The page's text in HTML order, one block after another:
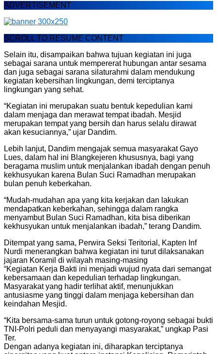
ADVERTISEMENT
SCROLL TO RESUME CONTENT
Selain itu, disampaikan bahwa tujuan kegiatan ini juga
sebagai sarana untuk mempererat hubungan antar sesama
dan juga sebagai sarana silaturahmi dalam mendukung
kegiatan kebersihan lingkungan, demi terciptanya
lingkungan yang sehat.
“Kegiatan ini merupakan suatu bentuk kepedulian kami
dalam menjaga dan merawat tempat ibadah. Mesjid
merupakan tempat yang bersih dan harus selalu dirawat
akan kesuciannya,” ujar Dandim.
Lebih lanjut, Dandim mengajak semua masyarakat Gayo
Lues, dalam hal ini Blangkejeren khususnya, bagi yang
beragama muslim untuk menjalankan ibadah dengan penuh
kekhusyukan karena Bulan Suci Ramadhan merupakan
bulan penuh keberkahan.
“Mudah-mudahan apa yang kita kerjakan dan lakukan
mendapatkan keberkahan, sehingga dalam rangka
menyambut Bulan Suci Ramadhan, kita bisa diberikan
kekhusyukan untuk menjalankan ibadah,” terang Dandim.
Ditempat yang sama, Perwira Seksi Teritorial, Kapten Inf
Nurdi menerangkan bahwa kegiatan ini turut dilaksanakan
jajaran Koramil di wilayah masing-masing
“Kegiatan Kerja Bakti ini menjadi wujud nyata dari semangat
kebersamaan dan kepedulian terhadap lingkungan.
Masyarakat yang hadir terlihat aktif, menunjukkan
antusiasme yang tinggi dalam menjaga kebersihan dan
keindahan Mesjid.
“Kita bersama-sama turun untuk gotong-royong sebagai bukti
TNI-Polri peduli dan menyayangi masyarakat,” ungkap Pasi
Ter.
Dengan adanya kegiatan ini, diharapkan terciptanya